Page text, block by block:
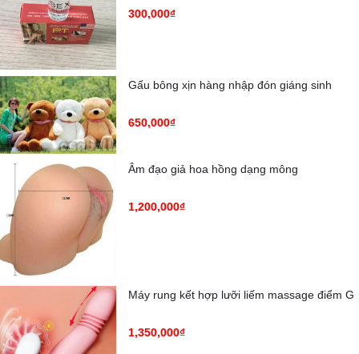
300,000₫
Gấu bông xịn hàng nhập đón giáng sinh
650,000₫
Âm đạo giả hoa hồng dạng mông
1,200,000₫
Máy rung kết hợp lưỡi liếm massage điểm G
1,350,000₫